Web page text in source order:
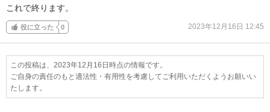
これで終ります。
役に立った 0 2023年12月16日 12:45
この投稿は、2023年12月16日時点の情報です。
ご自身の責任のもと適法性・有用性を考慮してご利用いただくようお願いい
たします。